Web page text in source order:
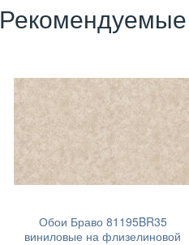
Обои Браво 81195BR35
виниловые на флизелиновой